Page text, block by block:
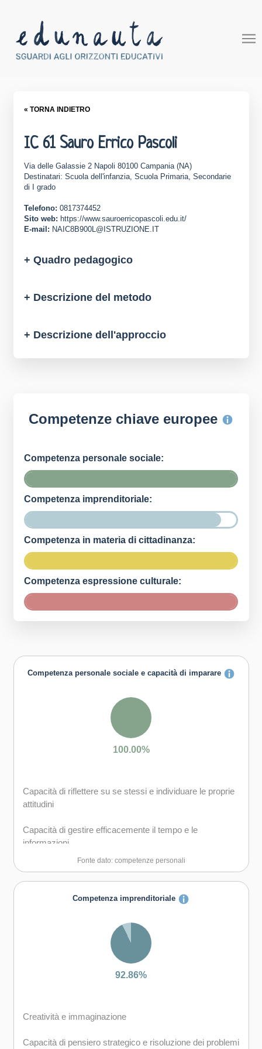
« TORNA INDIETRO
IC 61 Sauro Errico Pascoli
Via delle Galassie 2 Napoli 80100 Campania (NA)
Destinatari: Scuola dell'infanzia, Scuola Primaria, Secondarie
di I grado
Telefono: 0817374452
Sito web: https://www.sauroerricopascoli.edu.it/
E-mail: NAIC8B900L@ISTRUZIONE.IT
+ Quadro pedagogico
+ Descrizione del metodo
+ Descrizione dell'approccio
Competenze chiave europee
Competenza personale sociale:
Competenza imprenditoriale:
Competenza in materia di cittadinanza:
Competenza espressione culturale:
Competenza personale sociale e capacità di imparare
100.00%
Capacità di riflettere su se stessi e individuare le proprie
attitudini
Capacità di gestire efficacemente il tempo e le
informazioni
collaborativa sia in maniera autonoma
Capacità di lavorare con gli altri in maniera costruttiva
Capacità di comunicare costruttivamente in ambienti
Capacità di creare fiducia e provare empatia
Fonte dato: competenze personali
Competenza imprenditoriale
92.86%
Creatività e immaginazione
Capacità di pensiero strategico e risoluzione dei problemi